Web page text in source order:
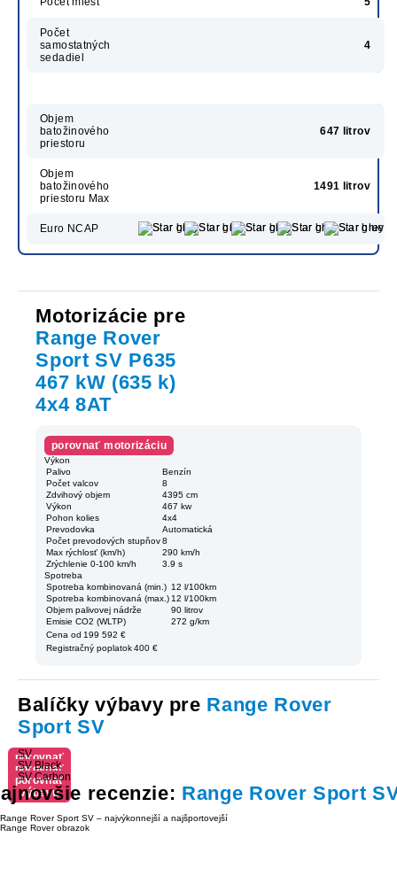
Počet
samostatných
sedadiel
4
Objem
batožinového
priestoru
647 litrov
Objem
batožinového
priestoru Max
1491 litrov
Euro NCAP
Motorizácie pre
Range Rover
Sport SV P635
467 kW (635 k)
4x4 8AT
porovnať motorizáciu
Výkon
Palivo
Benzín
Počet valcov
8
Zdvihový objem
4395 cm
Výkon
467 kw
Pohon kolies
4x4
Prevodovka
Automatická
Počet prevodových stupňov 8
Max rýchlosť (km/h)
290 km/h
Zrýchlenie 0-100 km/h
3.9 s
Spotreba
Spotreba kombinovaná (min.) 12 l/100km
Spotreba kombinovaná (max.) 12 l/100km
Objem palivovej nádrže
90 litrov
Emisie CO2 (WLTP)
272 g/km
Cena od 199 592 €
Registračný poplatok 400 €
Balíčky výbavy pre Range Rover
Sport SV
porovnať
výbavu
SV
porovnať
výbavu
SV Black
porovnať
výbavu
SV Carbon
recenzie: Range Rover Sport